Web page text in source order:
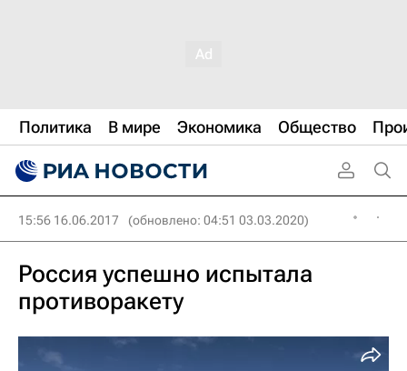
Политика В мире Экономика Общество
15:56 16.06.2017 (обновлено: 04:51 03.03.2020)
Россия успешно испытала
противоракету